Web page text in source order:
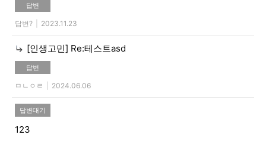
답변
답변? 2023.11.23
[인생고민] Re:테스트asd
답변
ㅁㄴㅇㄹ 2024.06.06
답변대기
123